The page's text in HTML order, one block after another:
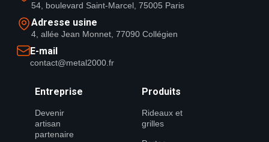
54, boulevard Saint-Marcel, 75005 Paris
Adresse usine
4, allée Jean Monnet, 77090 Collégien
E-mail
contact@metal2000.fr
Entreprise
Devenir
artisan
partenaire
Produits
Rideaux et
grilles